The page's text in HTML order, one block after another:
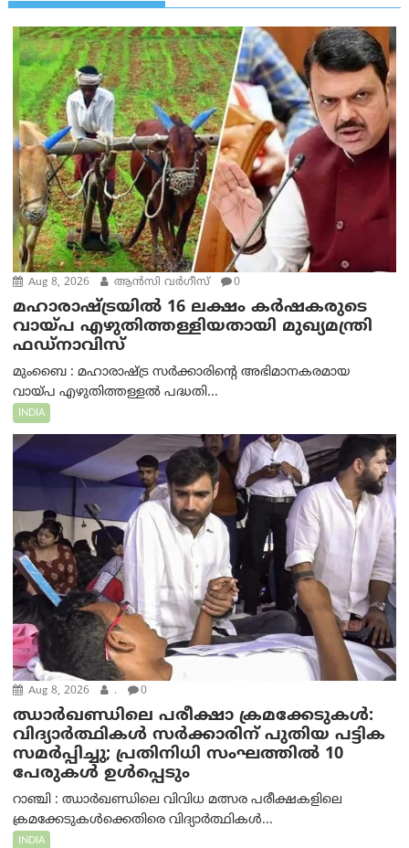
Aug 8, 2026 ആന്‍സി വര്‍ഗീസ് 0
മഹാരാഷ്ട്രയിൽ 16 ലക്ഷം കർഷകരുടെ
വായ്പ എഴുതിത്തള്ളിയതായി മുഖ്യമന്ത്രി
ഫഡ്‌നാവിസ്
മുംബൈ : മഹാരാഷ്ട്ര സർക്കാരിന്റെ അഭിമാനകരമായ
വായ്പ എഴുതിത്തള്ളൽ പദ്ധതി...
INDIA
Aug 8, 2026 . 0
ഝാര്‍ഖണ്ഡിലെ പരീക്ഷാ ക്രമക്കേടുകള്‍:
വിദ്യാർത്ഥികൾ സർക്കാരിന് പുതിയ പട്ടിക
സമർപ്പിച്ചു; പ്രതിനിധി സംഘത്തിൽ 10
പേരുകൾ ഉൾപ്പെടും
റാഞ്ചി : ഝാർഖണ്ഡിലെ വിവിധ മത്സര പരീക്ഷകളിലെ
ക്രമക്കേടുകൾക്കെതിരെ വിദ്യാർത്ഥികൾ...
INDIA